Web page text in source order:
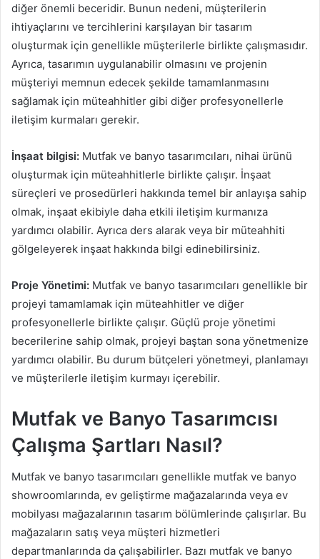
diğer önemli beceridir. Bunun nedeni, müşterilerin
ihtiyaçlarını ve tercihlerini karşılayan bir tasarım
oluşturmak için genellikle müşterilerle birlikte çalışmasıdır.
Ayrıca, tasarımın uygulanabilir olmasını ve projenin
müşteriyi memnun edecek şekilde tamamlanmasını
sağlamak için müteahhitler gibi diğer profesyonellerle
iletişim kurmaları gerekir.
İnşaat bilgisi: Mutfak ve banyo tasarımcıları, nihai ürünü
oluşturmak için müteahhitlerle birlikte çalışır. İnşaat
süreçleri ve prosedürleri hakkında temel bir anlayışa sahip
olmak, inşaat ekibiyle daha etkili iletişim kurmanıza
yardımcı olabilir. Ayrıca ders alarak veya bir müteahhiti
gölgeleyerek inşaat hakkında bilgi edinebilirsiniz.
Proje Yönetimi: Mutfak ve banyo tasarımcıları genellikle bir
projeyi tamamlamak için müteahhitler ve diğer
profesyonellerle birlikte çalışır. Güçlü proje yönetimi
becerilerine sahip olmak, projeyi baştan sona yönetmenize
yardımcı olabilir. Bu durum bütçeleri yönetmeyi, planlamayı
ve müşterilerle iletişim kurmayı içerebilir.
Mutfak ve Banyo Tasarımcısı
Çalışma Şartları Nasıl?
Mutfak ve banyo tasarımcıları genellikle mutfak ve banyo
showroomlarında, ev geliştirme mağazalarında veya ev
mobilyası mağazalarının tasarım bölümlerinde çalışırlar. Bu
mağazaların satış veya müşteri hizmetleri
departmanlarında da çalışabilirler. Bazı mutfak ve banyo